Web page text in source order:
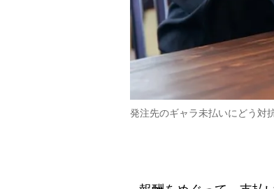
発注先のギャラ未払いにどう対